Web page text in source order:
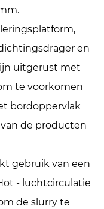
en
uitgerust met
te voorkomen
bordoppervlak
de producten
gebruik van een
- luchtcirculatie
de slurry te